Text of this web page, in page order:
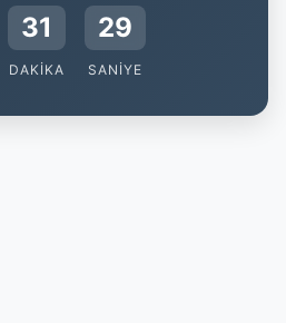
31
DAKIKA
29
SANIYE